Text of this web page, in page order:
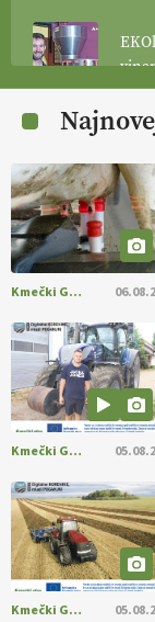
Kmečki Glas
Kmečki Glas
Kmečki Glas